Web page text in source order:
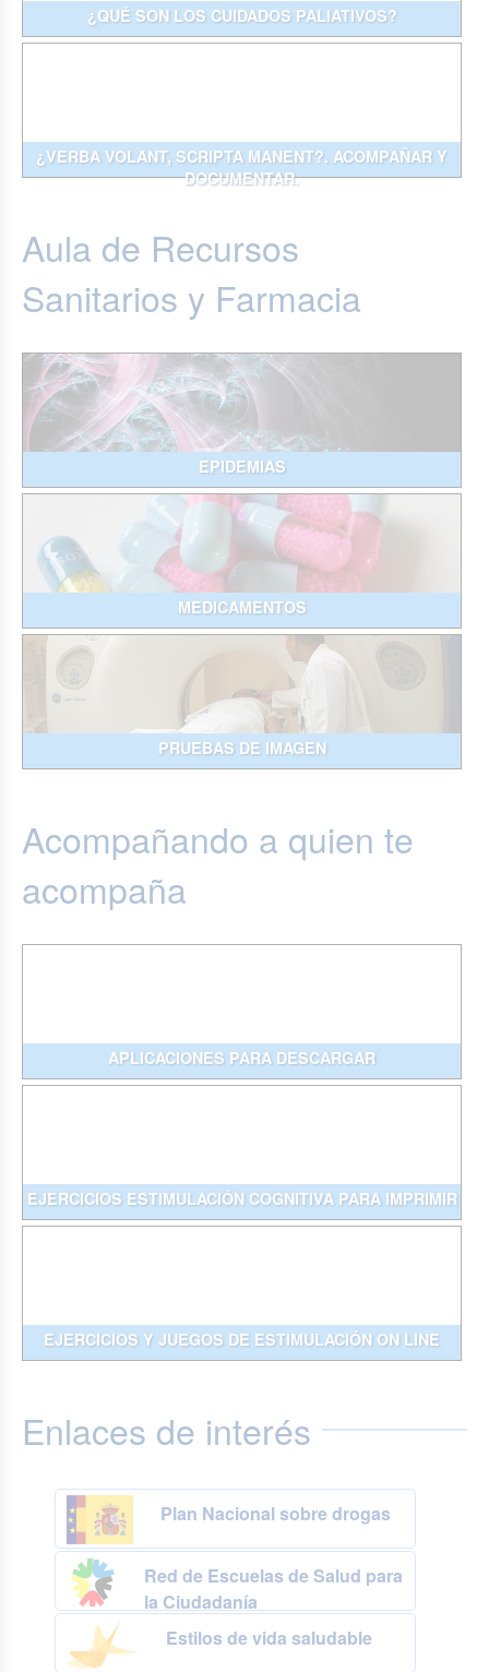
¿QUÉ SON LOS CUIDADOS PALIATIVOS?
¿VERBA VOLANT, SCRIPTA MANENT?. ACOMPAÑAR Y
DOCUMENTAR.
Aula de Recursos
Sanitarios y Farmacia
EPIDEMIAS
MEDICAMENTOS
PRUEBAS DE IMAGEN
Acompañando a quien te
acompaña
APLICACIONES PARA DESCARGAR
EJERCICIOS ESTIMULACIÓN COGNITIVA PARA IMPRIMIR
EJERCICIOS Y JUEGOS DE ESTIMULACIÓN ON LINE
Enlaces de interés
Plan Nacional sobre drogas
Red de Escuelas de Salud para
la Ciudadanía
Estilos de vida saludable